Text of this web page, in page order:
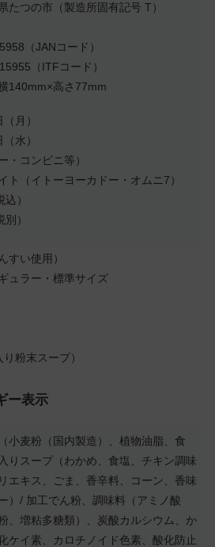
たつの市（製造所固有記号 T）
（JANコード）
（ITFコード）
140mm×高さ77mm
月）
水）
・コンビニ等）
ト（イトーヨーカドー・オムニ7）
）
）
すい使用）
ュラー・標準サイズ
粉末スープ）
ー表示
小麦粉（国内製造）、植物油脂、食
りスープ（わかめ、食塩、チキン調味
エキス、ごま、香辛料、コーン、香味
）/ 加工でん粉、調味料（アミノ酸
、増粘多糖類）、炭酸カルシウム、か
ケイ素、カロチノイド色素、酸化防止